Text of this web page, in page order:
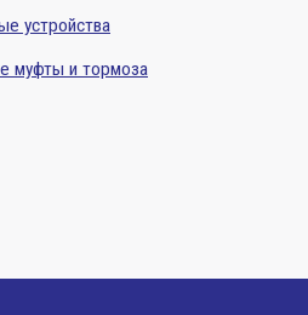
устройства
муфты и тормоза